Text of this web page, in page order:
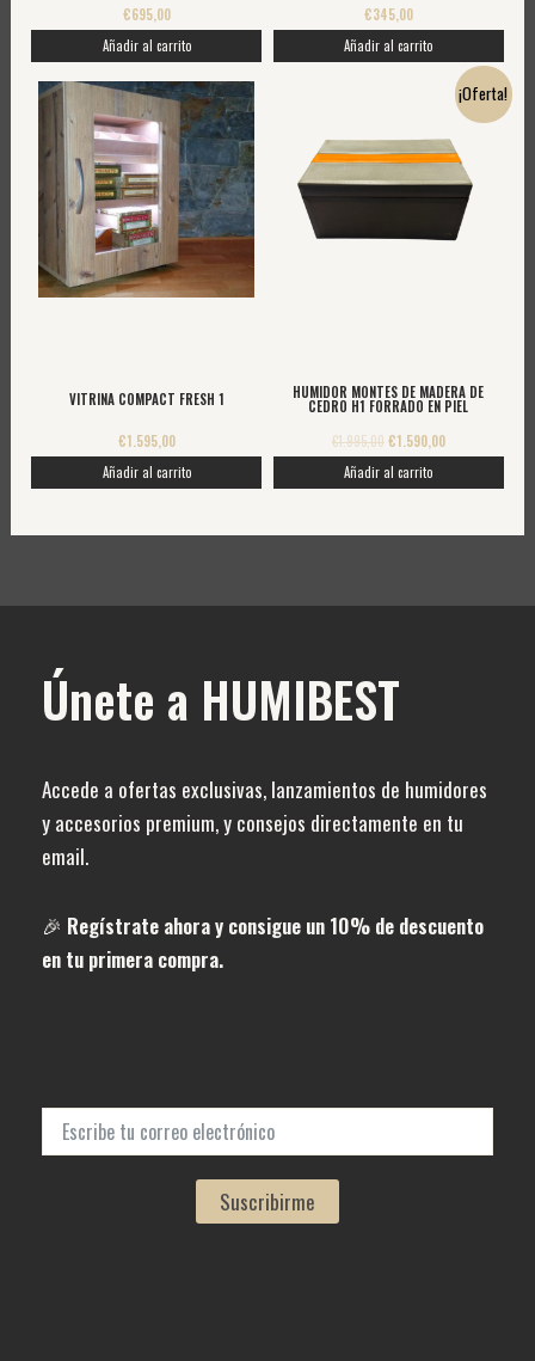
€695,00
Añadir al carrito
€345,00
Añadir al carrito
VITRINA COMPACT FRESH 1
€1.595,00
Añadir al carrito
¡Oferta!
HUMIDOR MONTES DE MADERA DE
CEDRO H1 FORRADO EN PIEL
€1.995,00
€1.995,00.
€1.590,00
precio
actual
€1.590,00.
Añadir al carrito
Únete a HUMIBEST
Accede a ofertas exclusivas, lanzamientos de humidores
y accesorios premium, y consejos directamente en tu
email.
🎉 Regístrate ahora y consigue un 10% de descuento
en tu primera compra.
Suscribirme